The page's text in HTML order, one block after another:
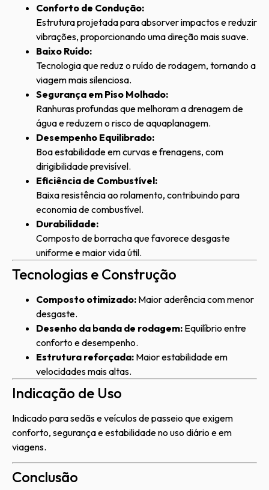
Conforto de Condução:
Estrutura projetada para absorver impactos e reduzir
vibrações, proporcionando uma direção mais suave.
Baixo Ruído:
Tecnologia que reduz o ruído de rodagem, tornando a
viagem mais silenciosa.
Segurança em Piso Molhado:
Ranhuras profundas que melhoram a drenagem de
água e reduzem o risco de aquaplanagem.
Desempenho Equilibrado:
Boa estabilidade em curvas e frenagens, com
dirigibilidade previsível.
Eficiência de Combustível:
Baixa resistência ao rolamento, contribuindo para
economia de combustível.
Durabilidade:
Composto de borracha que favorece desgaste
uniforme e maior vida útil.
Tecnologias e Construção
Composto otimizado: Maior aderência com menor
desgaste.
Desenho da banda de rodagem: Equilíbrio entre
conforto e desempenho.
Estrutura reforçada: Maior estabilidade em
velocidades mais altas.
Indicação de Uso
Indicado para sedãs e veículos de passeio que exigem
conforto, segurança e estabilidade no uso diário e em
viagens.
Conclusão